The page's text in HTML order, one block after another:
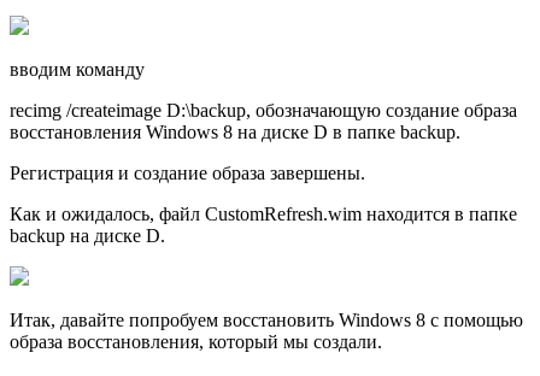
вводим команду
recimg /createimage D:\backup, обозначающую создание образа
восстановления Windows 8 на диске D в папке backup.
Регистрация и создание образа завершены.
Как и ожидалось, файл CustomRefresh.wim находится в папке
backup на диске D.
Итак, давайте попробуем восстановить Windows 8 с помощью
образа восстановления, который мы создали.